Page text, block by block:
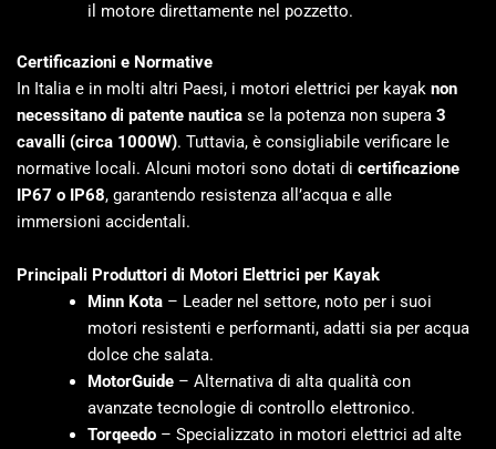
il motore direttamente nel pozzetto.
Certificazioni e Normative
In Italia e in molti altri Paesi, i motori elettrici per kayak non
necessitano di patente nautica se la potenza non supera 3
cavalli (circa 1000W). Tuttavia, è consigliabile verificare le
normative locali. Alcuni motori sono dotati di certificazione
IP67 o IP68, garantendo resistenza all’acqua e alle
immersioni accidentali.
Principali Produttori di Motori Elettrici per Kayak
Minn Kota– Leader nel settore, noto per i suoi
motori resistenti e performanti, adatti sia per acqua
dolce che salata.
MotorGuide– Alternativa di alta qualità con
avanzate tecnologie di controllo elettronico.
Torqeedo– Specializzato in motori elettrici ad alte